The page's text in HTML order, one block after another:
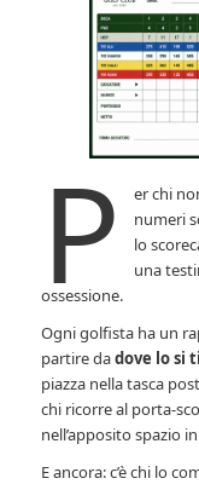
P
er chi
numeri
lo
una
ossessione.
Ogni golfista ha un
partire dadove lo si
piazza nella tasca
chi ricorre al porta-
nell’apposito spazio
E ancora: c’è chi lo